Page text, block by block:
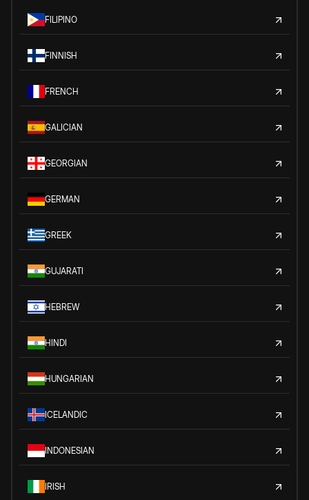
FILIPINO
FINNISH
FRENCH
GALICIAN
GEORGIAN
GERMAN
GREEK
GUJARATI
HEBREW
HINDI
HUNGARIAN
ICELANDIC
INDONESIAN
IRISH